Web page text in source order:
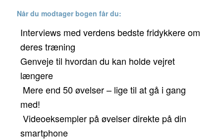
Når du modtager bogen får du:
Interviews med verdens bedste fridykkere om
deres træning
Genveje til hvordan du kan holde vejret
længere
Mere end 50 øvelser – lige til at gå i gang
med!
Videoeksempler på øvelser direkte på din
smartphone